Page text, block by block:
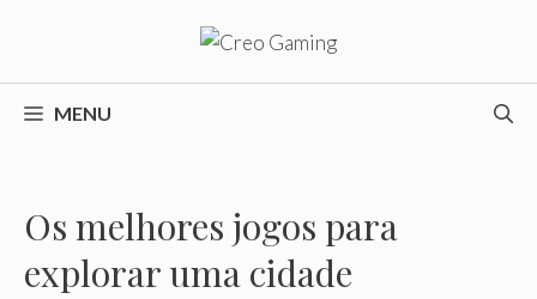
o
conteúdoMENU
Os melhores jogos para
explorar uma cidade